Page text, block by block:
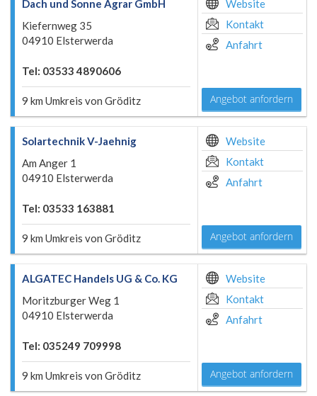
Dach und Sonne Agrar GmbH
Kiefernweg 35
04910 Elsterwerda
Tel: 03533 4890606
9 km Umkreis von Gröditz
Website
Kontakt
Anfahrt
Angebot anfordern
Solartechnik V-Jaehnig
Am Anger 1
04910 Elsterwerda
Tel: 03533 163881
9 km Umkreis von Gröditz
Website
Kontakt
Anfahrt
Angebot anfordern
ALGATEC Handels UG & Co. KG
Moritzburger Weg 1
04910 Elsterwerda
Tel: 035249 709998
9 km Umkreis von Gröditz
Website
Kontakt
Anfahrt
Angebot anfordern